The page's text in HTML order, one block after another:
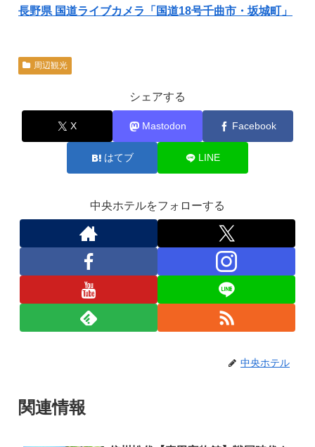
長野県 国道ライブカメラ「国道18号千曲市・坂城町」
周辺観光
シェアする
X Mastodon Facebook
はてブ LINE
中央ホテルをフォローする
中央ホテル
関連情報